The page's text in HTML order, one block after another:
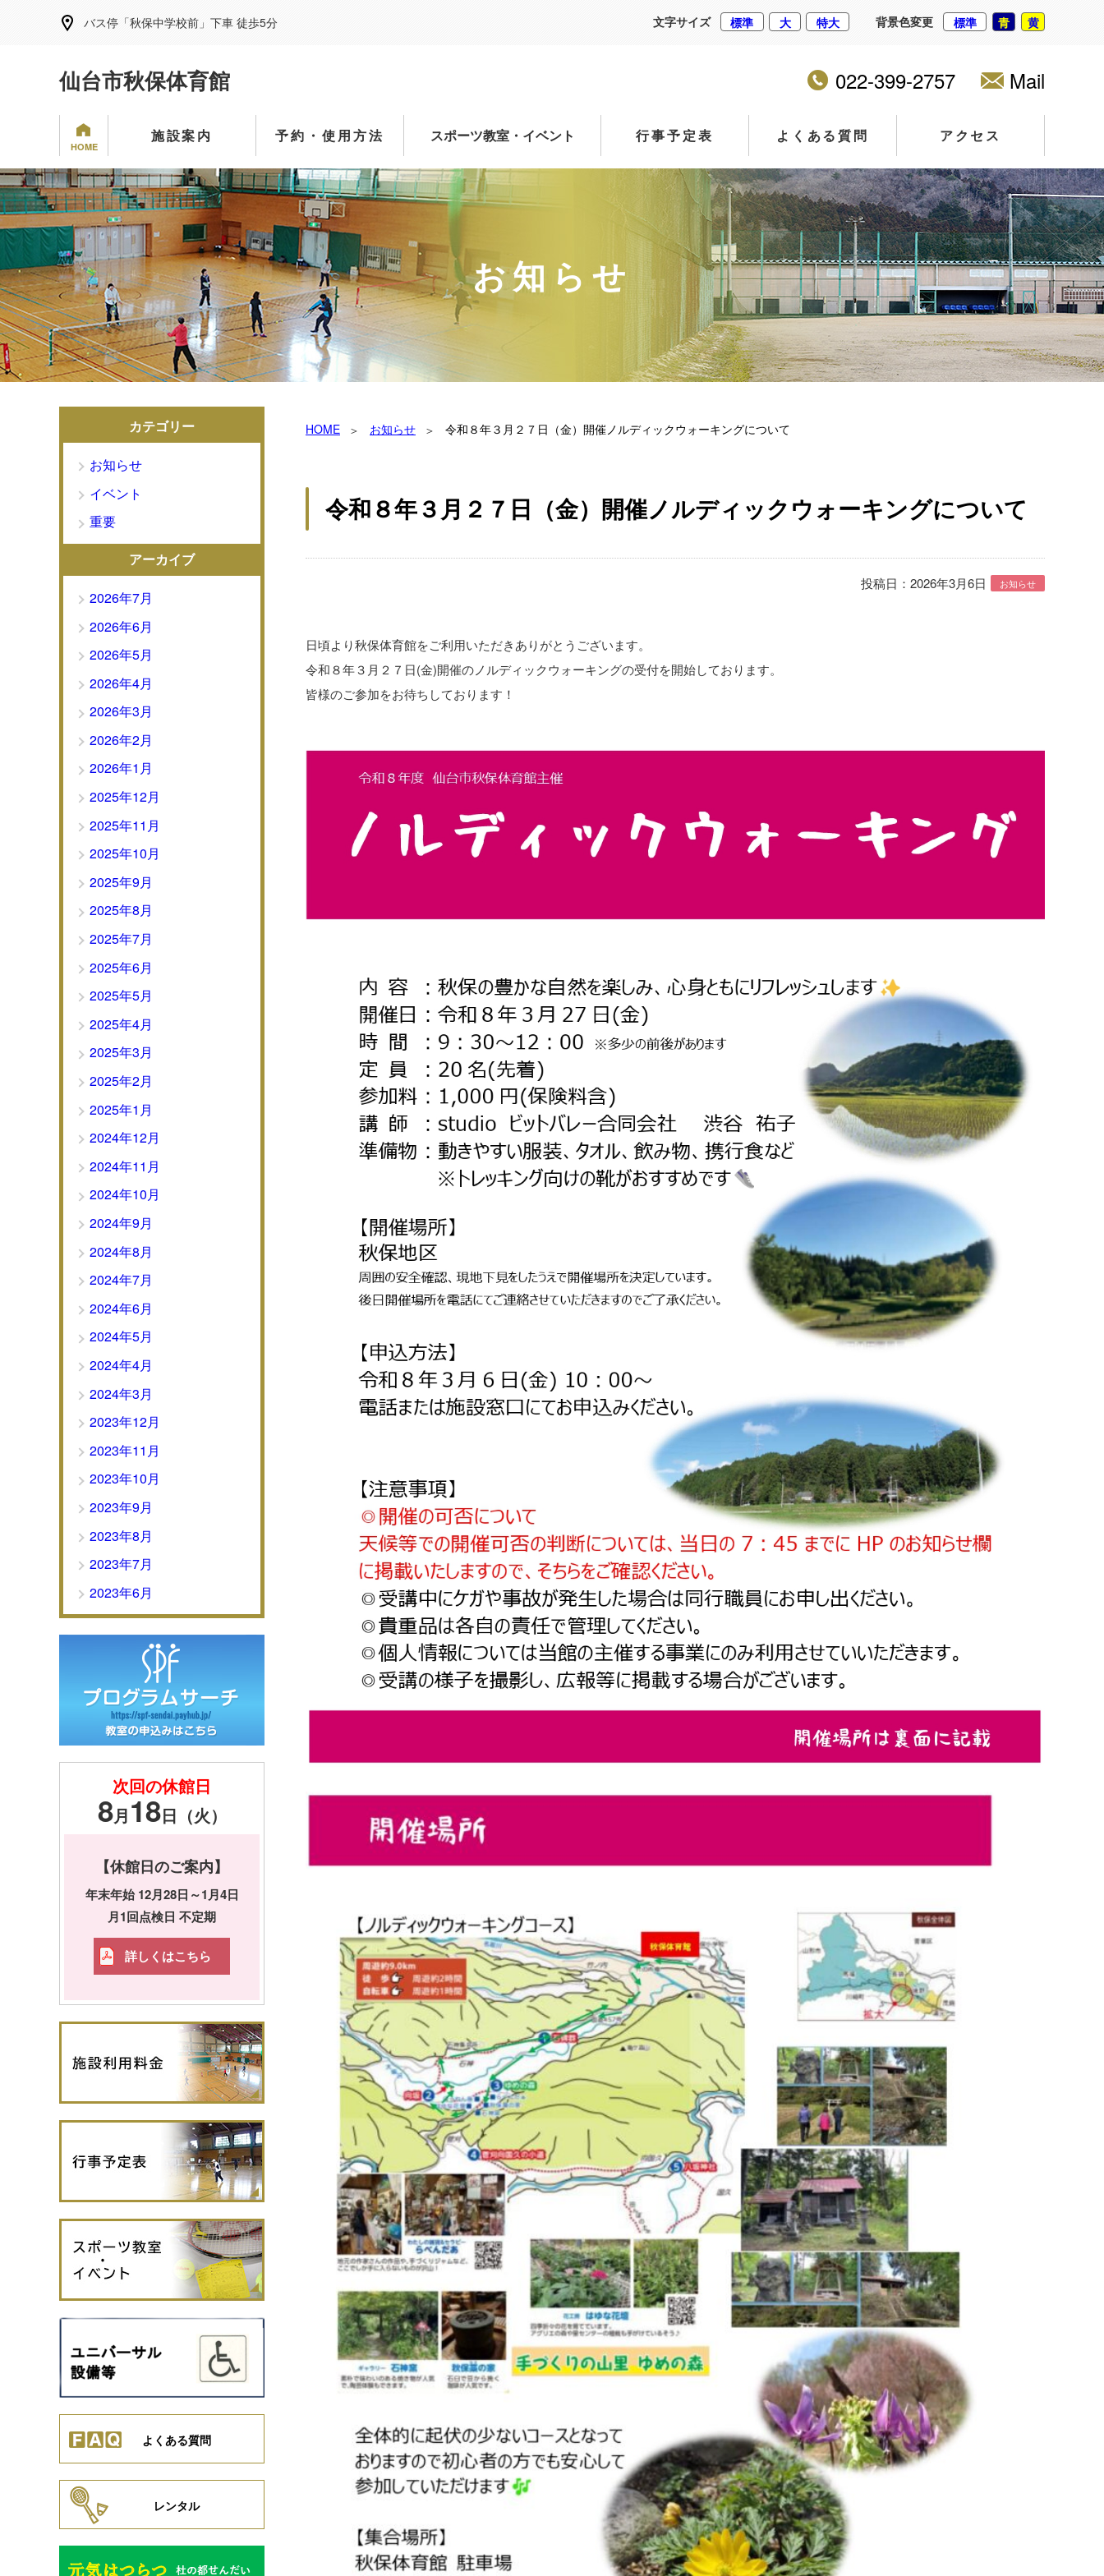
バス停「秋保中学校前」下車 徒歩5分 背景色変更 標準 青 黄
文字サイズ 標準 大 特大
仙台市秋保体育館 022-399-2757 Mail
HOME
施設案内 予約・使用方法 スポーツ教室・イベント 行事予定表 よくある質問 アクセス
お知らせ
HOME お知らせ 令和８年３月２７日（金）開催ノルディックウォーキングについて
令和８年３月２７日（金）開催ノルディックウォーキングについて
投稿日：2026年3月6日 お知らせ
日頃より秋保体育館をご利用いただきありがとうございます。
令和８年３月２７日(金)開催のノルディックウォーキングの受付を開始しております。
皆様のご参加をお待ちしております！
カテゴリー
お知らせ
イベント
重要
アーカイブ
2026年7月
2026年6月
2026年5月
2026年4月
2026年3月
2026年2月
2026年1月
2025年12月
2025年11月
2025年10月
2025年9月
2025年8月
2025年7月
2025年6月
2025年5月
2025年4月
2025年3月
2025年2月
2025年1月
2024年12月
2024年11月
2024年10月
2024年9月
2024年8月
2024年7月
2024年6月
2024年5月
2024年4月
2024年3月
2023年12月
2023年11月
2023年10月
2023年9月
2023年8月
2023年7月
2023年6月
次回の休館日
8月18日（火）
【休館日のご案内】
年末年始 12月28日～1月4日
月1回点検日 不定期
詳しくはこちら
よくある質問
レンタル